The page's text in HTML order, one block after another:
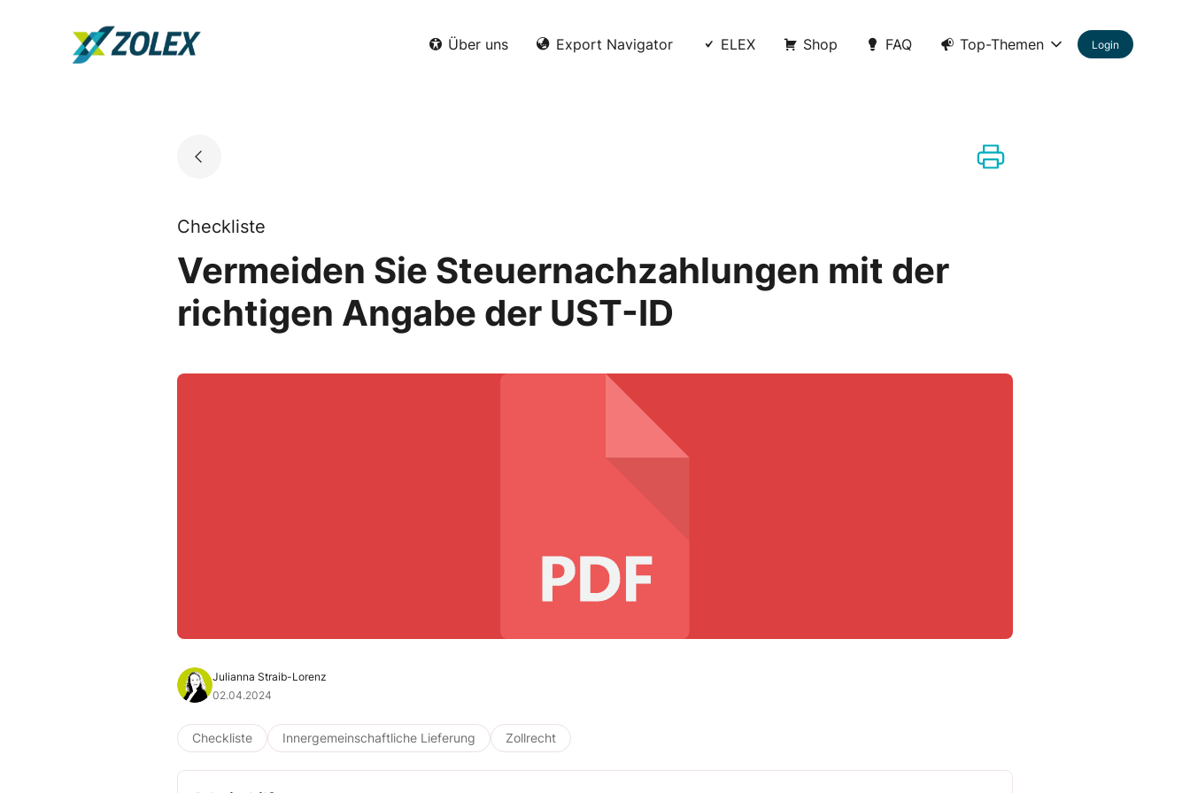
Go to landing page.
Über uns Export Navigator ELEX Shop FAQ Top-Themen Login
Checkliste
Vermeiden Sie Steuernachzahlungen mit der
richtigen Angabe der UST-ID
Julianna Straib-Lorenz
02.04.2024
Checkliste Innergemeinschaftliche Lieferung Zollrecht